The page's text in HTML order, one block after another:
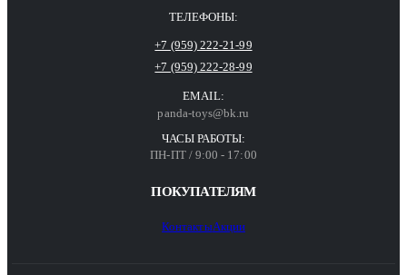
ТЕЛЕФОНЫ:
+7 (959) 222-21-99
+7 (959) 222-28-99
EMAIL:
panda-toys@bk.ru
ЧАСЫ РАБОТЫ:
ПН-ПТ / 9:00 - 17:00
ПОКУПАТЕЛЯМ
КонтактыАкции